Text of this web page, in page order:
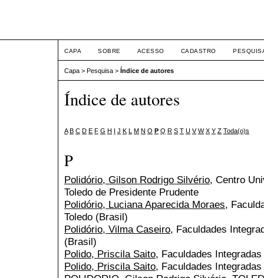
CAPA SOBRE ACESSO CADASTRO
Capa > Pesquisa > Índice de autores
Índice de autores
A B C D E F G H I J K L M N O P Q R S T U V W X Y Z Toda(o)s
P
Polidório, Gilson Rodrigo Silvério, Centro
Toledo de Presidente Prudente
Polidório, Luciana Aparecida Moraes,
Toledo (Brasil)
Polidório, Vilma Caseiro, Faculdades
(Brasil)
Polido, Priscila Saito, Faculdades
Polido, Priscila Saito, Faculdades